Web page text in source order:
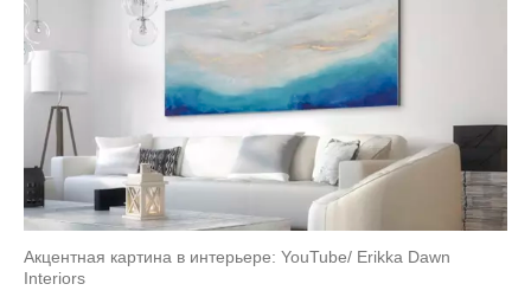
Акцентная картина в интерьере: YouTube/ Erikka Dawn
Interiors